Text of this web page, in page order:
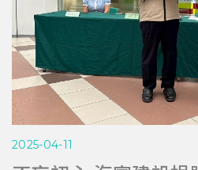
2025-04-11